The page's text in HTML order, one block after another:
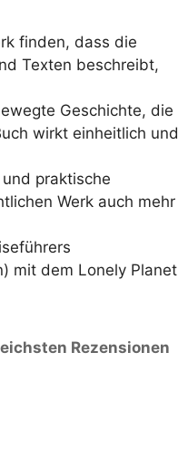
finden, dass die
Texten beschreibt,
Geschichte, die
wirkt einheitlich und
praktische
Werk auch mehr
mit dem Lonely Planet
Rezensionen